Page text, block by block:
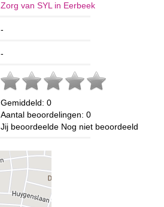
Zorg van SYL in Eerbeek
-
-
Gemiddeld: 0
Aantal beoordelingen: 0
Jij beoordeelde Nog niet beoordeeld